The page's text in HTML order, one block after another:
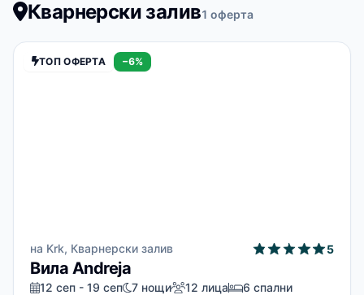
Кварнерски залив1 оферта
ТОП ОФЕРТА −6%
на Krk, Кварнерски залив 5
Вила Andreja
12 сеп - 19 сеп 7 нощи 12 лица 6 спални